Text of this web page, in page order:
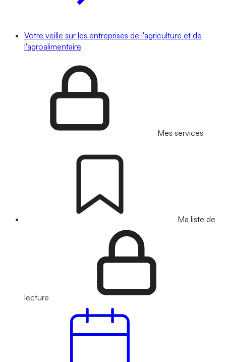
Votre veille sur les entreprises de l'agriculture et de
l'agroalimentaire
Mes services
Ma liste de
lecture